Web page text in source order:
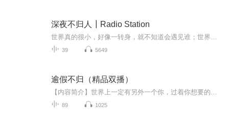
深夜不归人┃Radio Station
39 5649
逾假不归（精品双播）
89 1025